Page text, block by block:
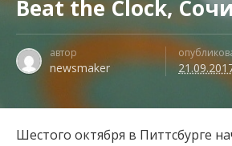
Beat the Clock,
автор
newsmaker
Шестого октября в Питтсбурге